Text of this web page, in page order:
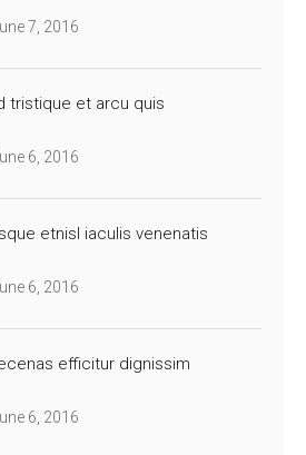
7, 2016
tristique et arcu quis
6, 2016
etnisl iaculis venenatis
6, 2016
efficitur dignissim
6, 2016